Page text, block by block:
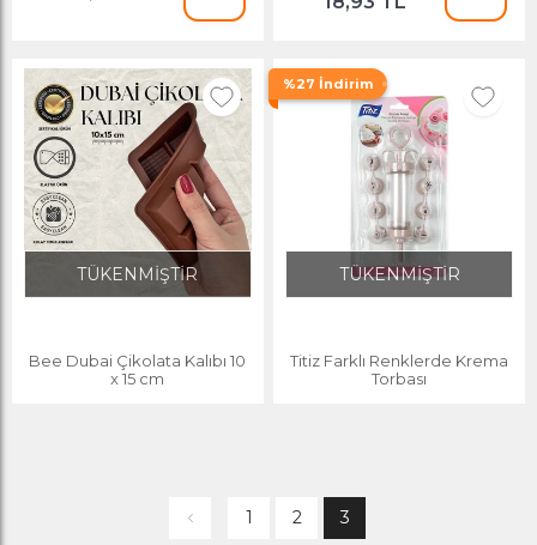
TÜKENMİŞTİR
Bee Dubai Çikolata Kalıbı 10
x 15 cm
%27 İndirim
TÜKENMİŞTİR
Titiz Farklı Renklerde Krema
Torbası
1 2 3